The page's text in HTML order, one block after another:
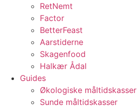
RetNemt
Factor
BetterFeast
Aarstiderne
Skagenfood
Halkær Ådal
Guides
Økologiske måltidskasser
Sunde måltidskasser